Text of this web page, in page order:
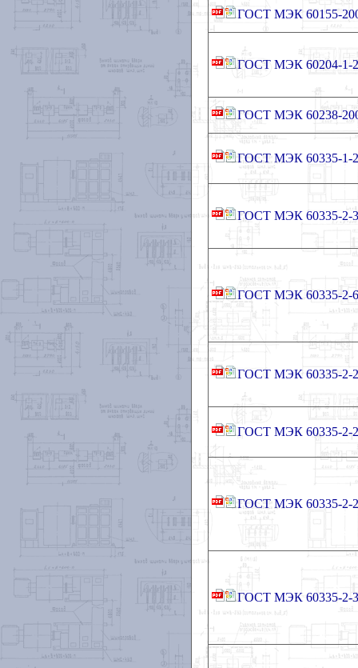
ГОСТ МЭК 60155-
ГОСТ МЭК 60204-1-
ГОСТ МЭК 60238-
ГОСТ МЭК 60335-1-
ГОСТ МЭК 60335-2-
ГОСТ МЭК 60335-2-
ГОСТ МЭК 60335-2-
ГОСТ МЭК 60335-2-
ГОСТ МЭК 60335-2-
ГОСТ МЭК 60335-2-